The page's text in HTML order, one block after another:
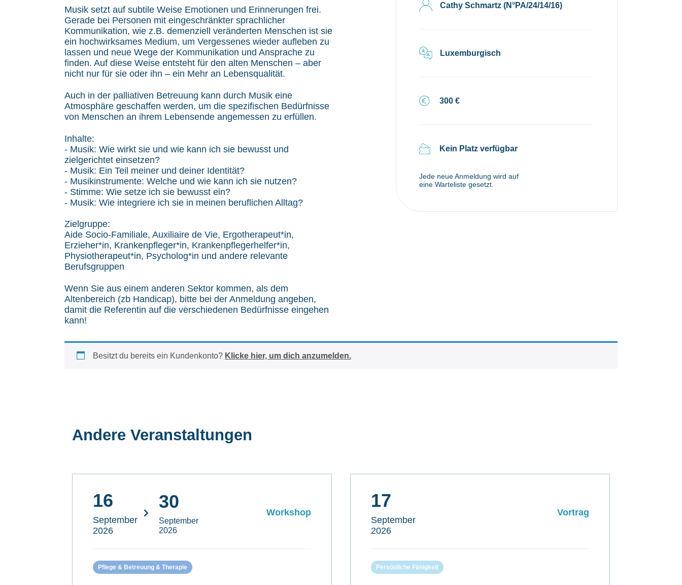
Musik setzt auf subtile Weise Emotionen und Erinnerungen frei.
Gerade bei Personen mit eingeschränkter sprachlicher
Kommunikation, wie z.B. demenziell veränderten Menschen ist sie
ein hochwirksames Medium, um Vergessenes wieder aufleben zu
lassen und neue Wege der Kommunikation und Ansprache zu
finden. Auf diese Weise entsteht für den alten Menschen – aber
nicht nur für sie oder ihn – ein Mehr an Lebensqualität.
Auch in der palliativen Betreuung kann durch Musik eine
Atmosphäre geschaffen werden, um die spezifischen Bedürfnisse
von Menschen an ihrem Lebensende angemessen zu erfüllen.
Inhalte:
- Musik: Wie wirkt sie und wie kann ich sie bewusst und
zielgerichtet einsetzen?
- Musik: Ein Teil meiner und deiner Identität?
- Musikinstrumente: Welche und wie kann ich sie nutzen?
- Stimme: Wie setze ich sie bewusst ein?
- Musik: Wie integriere ich sie in meinen beruflichen Alltag?
Zielgruppe:
Aide Socio-Familiale, Auxiliaire de Vie, Ergotherapeut*in,
Erzieher*in, Krankenpfleger*in, Krankenpflegerhelfer*in,
Physiotherapeut*in, Psycholog*in und andere relevante
Berufsgruppen
Wenn Sie aus einem anderen Sektor kommen, als dem
Altenbereich (zb Handicap), bitte bei der Anmeldung angeben,
damit die Referentin auf die verschiedenen Bedürfnisse eingehen
kann!
Cathy Schmartz (N°PA/24/14/16)
Luxemburgisch
300 €
Kein Platz verfügbar
Jede neue Anmeldung wird auf
eine Warteliste gesetzt.
Besitzt du bereits ein Kundenkonto? Klicke hier, um dich anzumelden.
Andere Veranstaltungen
16
September
2026
30
September
2026
Workshop
Pflege & Betreuung & Therapie
17
September
2026
Vortrag
Persönliche Fähigkeit